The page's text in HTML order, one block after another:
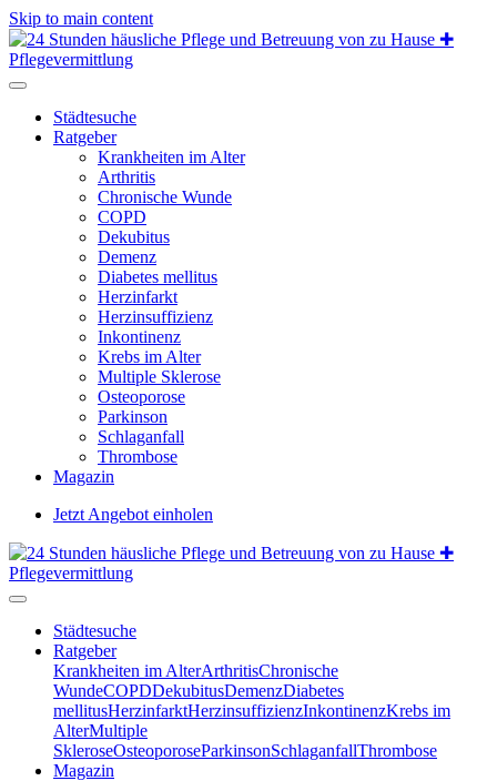
Skip to main content
Städtesuche
Ratgeber
Krankheiten im Alter
Arthritis
Chronische Wunde
COPD
Dekubitus
Demenz
Diabetes mellitus
Herzinfarkt
Herzinsuffizienz
Inkontinenz
Krebs im Alter
Multiple Sklerose
Osteoporose
Parkinson
Schlaganfall
Thrombose
Magazin
Jetzt Angebot einholen
Städtesuche
Ratgeber
Krankheiten im AlterArthritisChronische
WundeCOPDDekubitusDemenzDiabetes
mellitusHerzinfarktHerzinsuffizienzInkontinenzKrebs im
AlterMultiple
SkleroseOsteoporoseParkinsonSchlaganfallThrombose
Magazin